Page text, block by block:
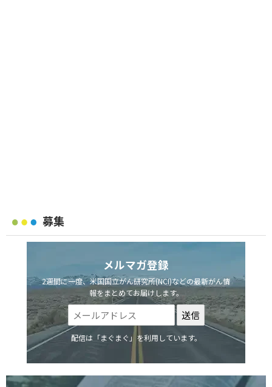
募集
メルマガ登録
2週間に一度、米国国立がん研究所(NCI)などの最新がん情
報をまとめてお届けします。
配信は「まぐまぐ」を利用しています。